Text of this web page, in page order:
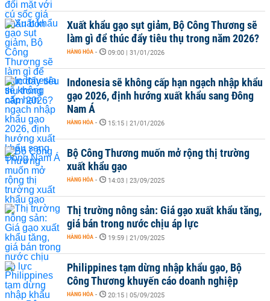
Xuất khẩu gạo sụt giảm, Bộ Công Thương sẽ
làm gì để thúc đẩy tiêu thụ trong năm 2026?
HÀNG HÓA - 09:00 | 31/01/2026
Indonesia sẽ không cấp hạn ngạch nhập khẩu
gạo 2026, định hướng xuất khẩu sang Đông
Nam Á
HÀNG HÓA - 15:15 | 21/01/2026
Bộ Công Thương muốn mở rộng thị trường
xuất khẩu gạo
HÀNG HÓA - 14:03 | 23/09/2025
Thị trường nông sản: Giá gạo xuất khẩu tăng,
giá bán trong nước chịu áp lực
HÀNG HÓA - 19:59 | 21/09/2025
Philippines tạm dừng nhập khẩu gạo, Bộ
Công Thương khuyến cáo doanh nghiệp
HÀNG HÓA - 20:15 | 05/09/2025